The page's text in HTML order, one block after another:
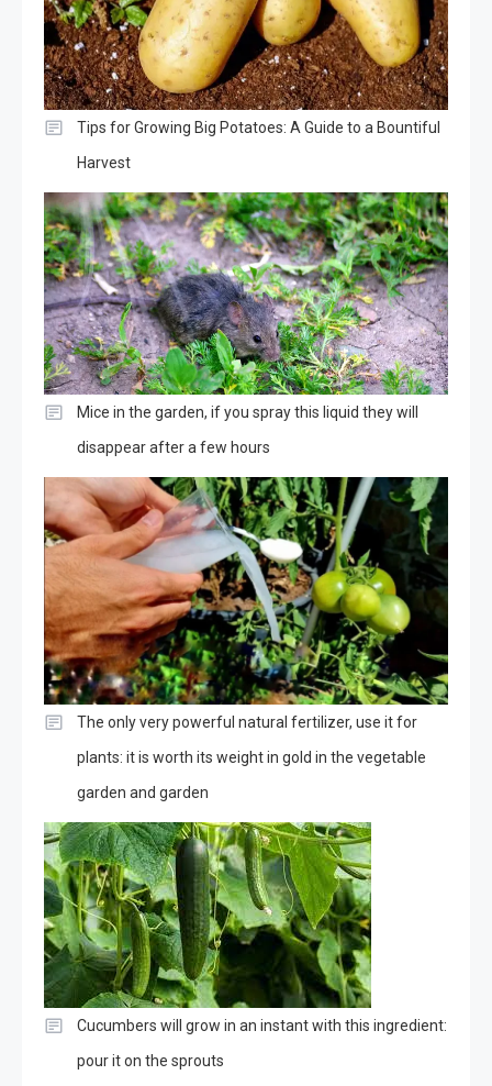
Tips for Growing Big Potatoes: A Guide to a Bountiful
Harvest
Mice in the garden, if you spray this liquid they will
disappear after a few hours
The only very powerful natural fertilizer, use it for
plants: it is worth its weight in gold in the vegetable
garden and garden
Cucumbers will grow in an instant with this ingredient:
pour it on the sprouts